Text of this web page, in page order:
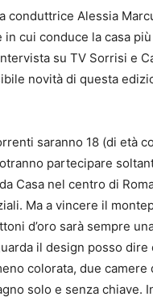
conduttrice Alessia
cui conduce la casa
su TV Sorrisi e
novità di questa
saranno 18 (di età
partecipare
Casa nel centro di
Ma a vincere il
d’oro sarà sempre
il design posso dire
colorata, due camere
solo e senza chiave.